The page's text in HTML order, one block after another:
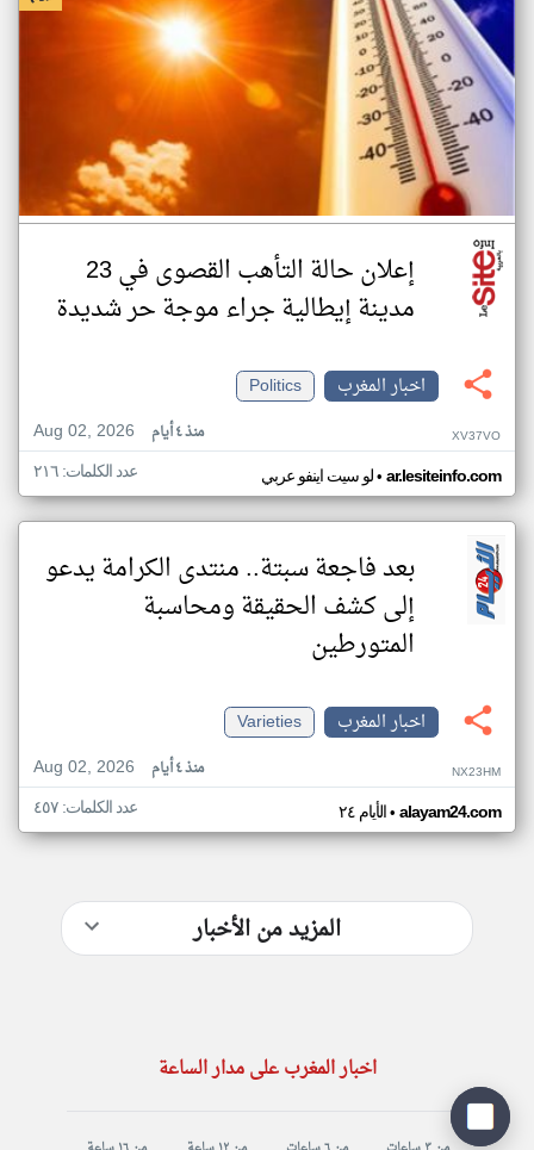
إعلان حالة التأهب القصوى في 23
مدينة إيطالية جراء موجة حر شديدة
اخبار المغرب
Politics
Aug 02, 2026
منذ ٤ أيام XV37VO
لو سيت اينفو عربي• ar.lesiteinfo.com عدد الكلمات: ٢١٦
بعد فاجعة سبتة.. منتدى الكرامة يدعو
إلى كشف الحقيقة ومحاسبة
المتورطين
اخبار المغرب
Varieties
Aug 02, 2026
منذ ٤ أيام NX23HM
الأيام ٢٤• alayam24.com عدد الكلمات: ٤٥٧
المزيد من الأخبار
اخبار المغرب على مدار الساعة